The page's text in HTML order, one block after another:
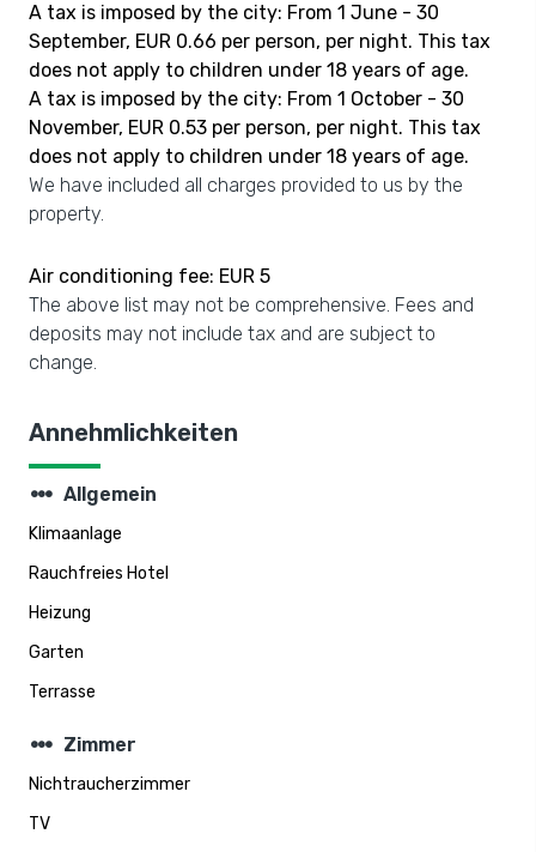
A tax is imposed by the city: From 1 June - 30
September, EUR 0.66 per person, per night. This tax
does not apply to children under 18 years of age.
A tax is imposed by the city: From 1 October - 30
November, EUR 0.53 per person, per night. This tax
does not apply to children under 18 years of age.
We have included all charges provided to us by the
property.
Air conditioning fee: EUR 5
The above list may not be comprehensive. Fees and
deposits may not include tax and are subject to
change.
Annehmlichkeiten
steppers Allgemein
Klimaanlage
Rauchfreies Hotel
Heizung
Garten
Terrasse
steppers Zimmer
Nichtraucherzimmer
TV